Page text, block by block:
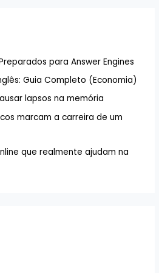
para Answer Engines
Guia Completo (Economia)
lapsos na memória
marcam a carreira de um
que realmente ajudam na